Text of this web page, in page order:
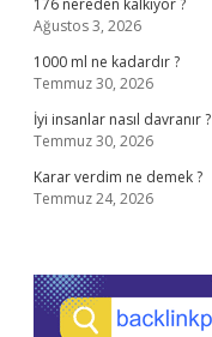
176 nereden kalkıyor ?
Ağustos 3, 2026
1000 ml ne kadardır ?
Temmuz 30, 2026
İyi insanlar nasıl davranır ?
Temmuz 30, 2026
Karar verdim ne demek ?
Temmuz 24, 2026